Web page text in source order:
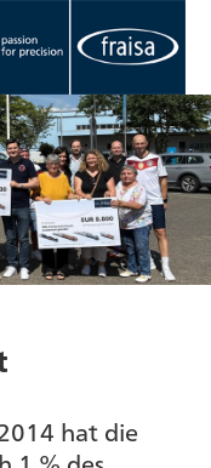
hat die